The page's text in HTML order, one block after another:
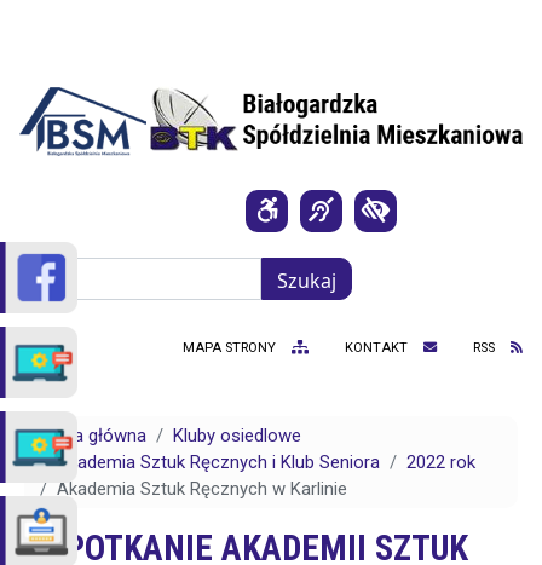
Szukaj
Szukaj
MAPA STRONY KONTAKT RSS
Strona główna
Kluby osiedlowe
Akademia Sztuk Ręcznych i Klub Seniora
2022 rok
Akademia Sztuk Ręcznych w Karlinie
SPOTKANIE AKADEMII SZTUK